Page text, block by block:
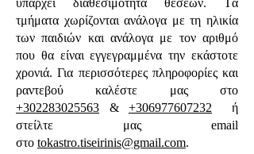
τμήματα χωρίζονται ανάλογα με τη ηλικία
των παιδιών και ανάλογα με τον αριθμό
που θα είναι εγγεγραμμένα την εκάστοτε
χρονιά. Για περισσότερες πληροφορίες και
ραντεβού καλέστε μας στο
+302283025563 & +306977607232
ή
στείλτε μας email
στο tokastro.tiseirinis@gmail.com.